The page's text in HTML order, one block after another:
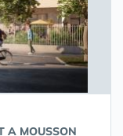
A MOUSSON